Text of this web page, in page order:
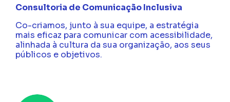
Consultoria de Comunicação Inclusiva
Co-criamos, junto à sua equipe, a estratégia
mais eficaz para comunicar com acessibilidade,
alinhada à cultura da sua organização, aos seus
públicos e objetivos.